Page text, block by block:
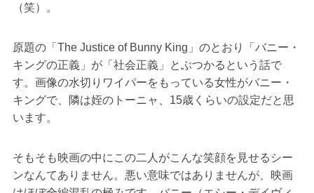
（笑）。
原題の「The Justice of Bunny King」のとおり「バニー・
キングの正義」が「社会正義」とぶつかるという話で
す。画像の水切りワイパーをもっている女性がバニー・
キングで、隣は姪のトーニャ、15歳くらいの設定だと思
います。
そもそも映画の中にこの二人がこんな笑顔を見せるシー
ンなんてありません。悪い意味ではありませんが、映画